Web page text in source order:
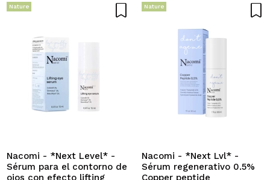
Nature
Nacomi - *Next Level* -
Sérum para el contorno de
ojos con efecto lifting
Nature
Nacomi - *Next Lvl* -
Sérum regenerativo 0.5%
Copper peptide